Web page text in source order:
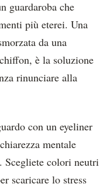
guardaroba che
più eterei. Una
da una
è la soluzione
rinunciare alla
con un eyeliner
mentale
Scegliete colori neutri
scaricare lo stress